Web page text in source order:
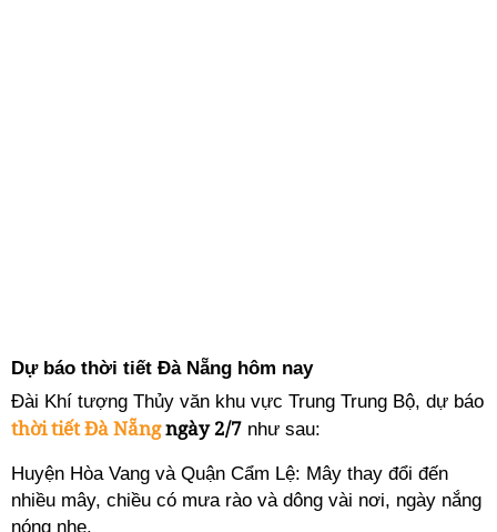
Dự báo thời tiết Đà Nẵng hôm nay
Đài Khí tượng Thủy văn khu vực Trung Trung Bộ, dự báo
thời tiết Đà Nẵngngày 2/7 như sau:
Huyện Hòa Vang và Quận Cẩm Lệ: Mây thay đổi đến
nhiều mây, chiều có mưa rào và dông vài nơi, ngày nắng
nóng nhẹ.